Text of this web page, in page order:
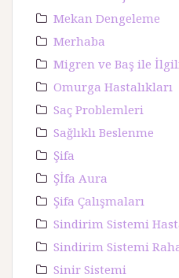
Mekan Dengeleme
Merhaba
Migren ve Baş ile
Omurga Hastalıkları
Saç Problemleri
Sağlıklı Beslenme
Şifa
Şİfa Aura
Şifa Çalışmaları
Sindirim Sistemi
Sindirim Sistemi
Sinir Sistemi